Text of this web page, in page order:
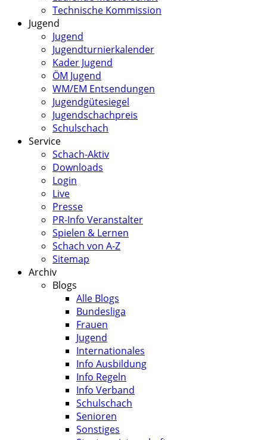
Technische Kommission
Jugend
Jugend
Jugendturnierkalender
Kader Jugend
ÖM Jugend
WM/EM Entsendungen
Jugendgütesiegel
Jugendschachpreis
Schulschach
Service
Schach-Aktiv
Downloads
Login
Live
Presse
PR-Info Veranstalter
Spielen & Lernen
Schach von A-Z
Sitemap
Archiv
Blogs
Alle Blogs
Bundesliga
Frauen
Jugend
Internationales
Info Ausbildung
Info Regeln
Info Verband
Schulschach
Senioren
Sonstiges